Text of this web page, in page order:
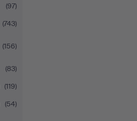
(97)
(743)
(156)
(83)
(119)
(54)